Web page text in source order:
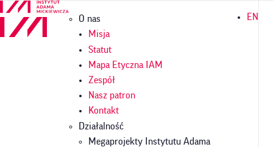
Przejdź
treści
Główna
nawigacja
O nas
Misja
Statut
Mapa Etyczna IAM
Zespół
Nasz patron
Kontakt
Działalność
Megaprojekty Instytutu Adama
EN